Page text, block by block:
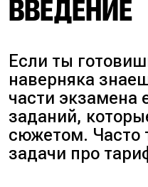
ВВЕДЕНИЕ
Если ты
наверняка
части экзамена
заданий,
сюжетом. Часто
задачи про